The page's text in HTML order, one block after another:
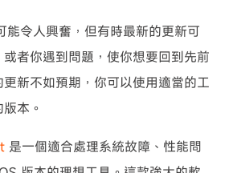
令人興奮，但有時最新的更新可
者你遇到問題，使你想要回到先前
新不如預期，你可以使用適當的工
本。
是一個適合處理系統故障、性能問